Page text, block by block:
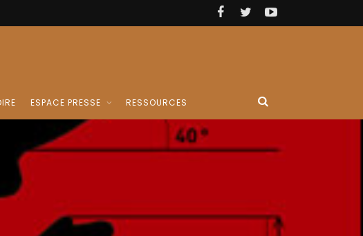
ESPACE PRESSE RESSOURCES